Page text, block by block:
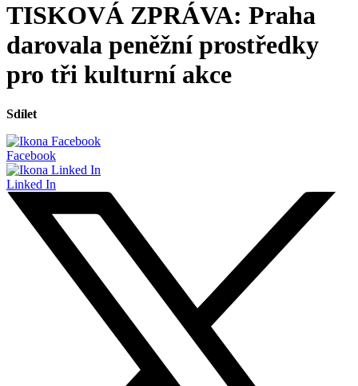
TISKOVÁ ZPRÁVA: Praha
darovala peněžní prostředky
pro tři kulturní akce
Sdílet
Facebook
Linked In